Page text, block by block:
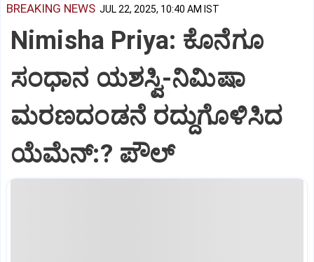
BREAKING NEWS JUL 22, 2025, 10:40 AM IST
Nimisha Priya: ಕೊನೆಗೂ
ಸಂಧಾನ ಯಶಸ್ವಿ-ನಿಮಿಷಾ
ಮರಣದಂಡನೆ ರದ್ದುಗೊಳಿಸಿದ
ಯೆಮೆನ್:? ಪೌಲ್